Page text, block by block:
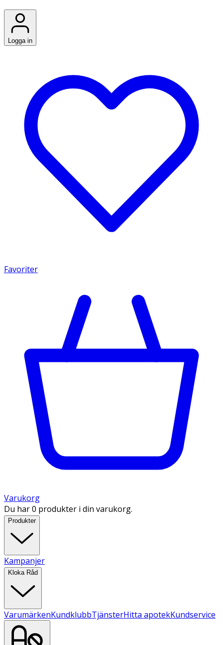
Logga in
Favoriter
Varukorg
Du har 0 produkter i din varukorg.
Produkter
Kampanjer
Kloka Råd
VarumärkenKundklubbTjänsterHitta apotekKundservice